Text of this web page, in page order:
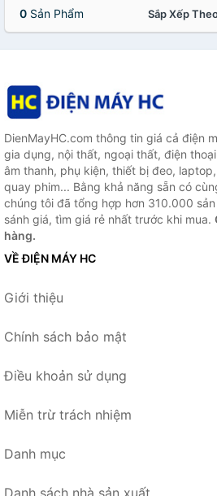
0 Sản Phẩm Sắp Xếp
DienMayHC.com thông tin giá cả điện
gia dụng, nội thất, ngoại thất, điện
âm thanh, phụ kiện, thiết bị đeo,
quay phim... Bằng khả năng sẵn có
chúng tôi đã tổng hợp hơn 310.000
sánh giá, tìm giá rẻ nhất trước khi mua.
hàng.
VỀ ĐIỆN MÁY HC
Giới thiệu
Chính sách bảo mật
Điều khoản sử dụng
Miễn trừ trách nhiệm
Danh mục